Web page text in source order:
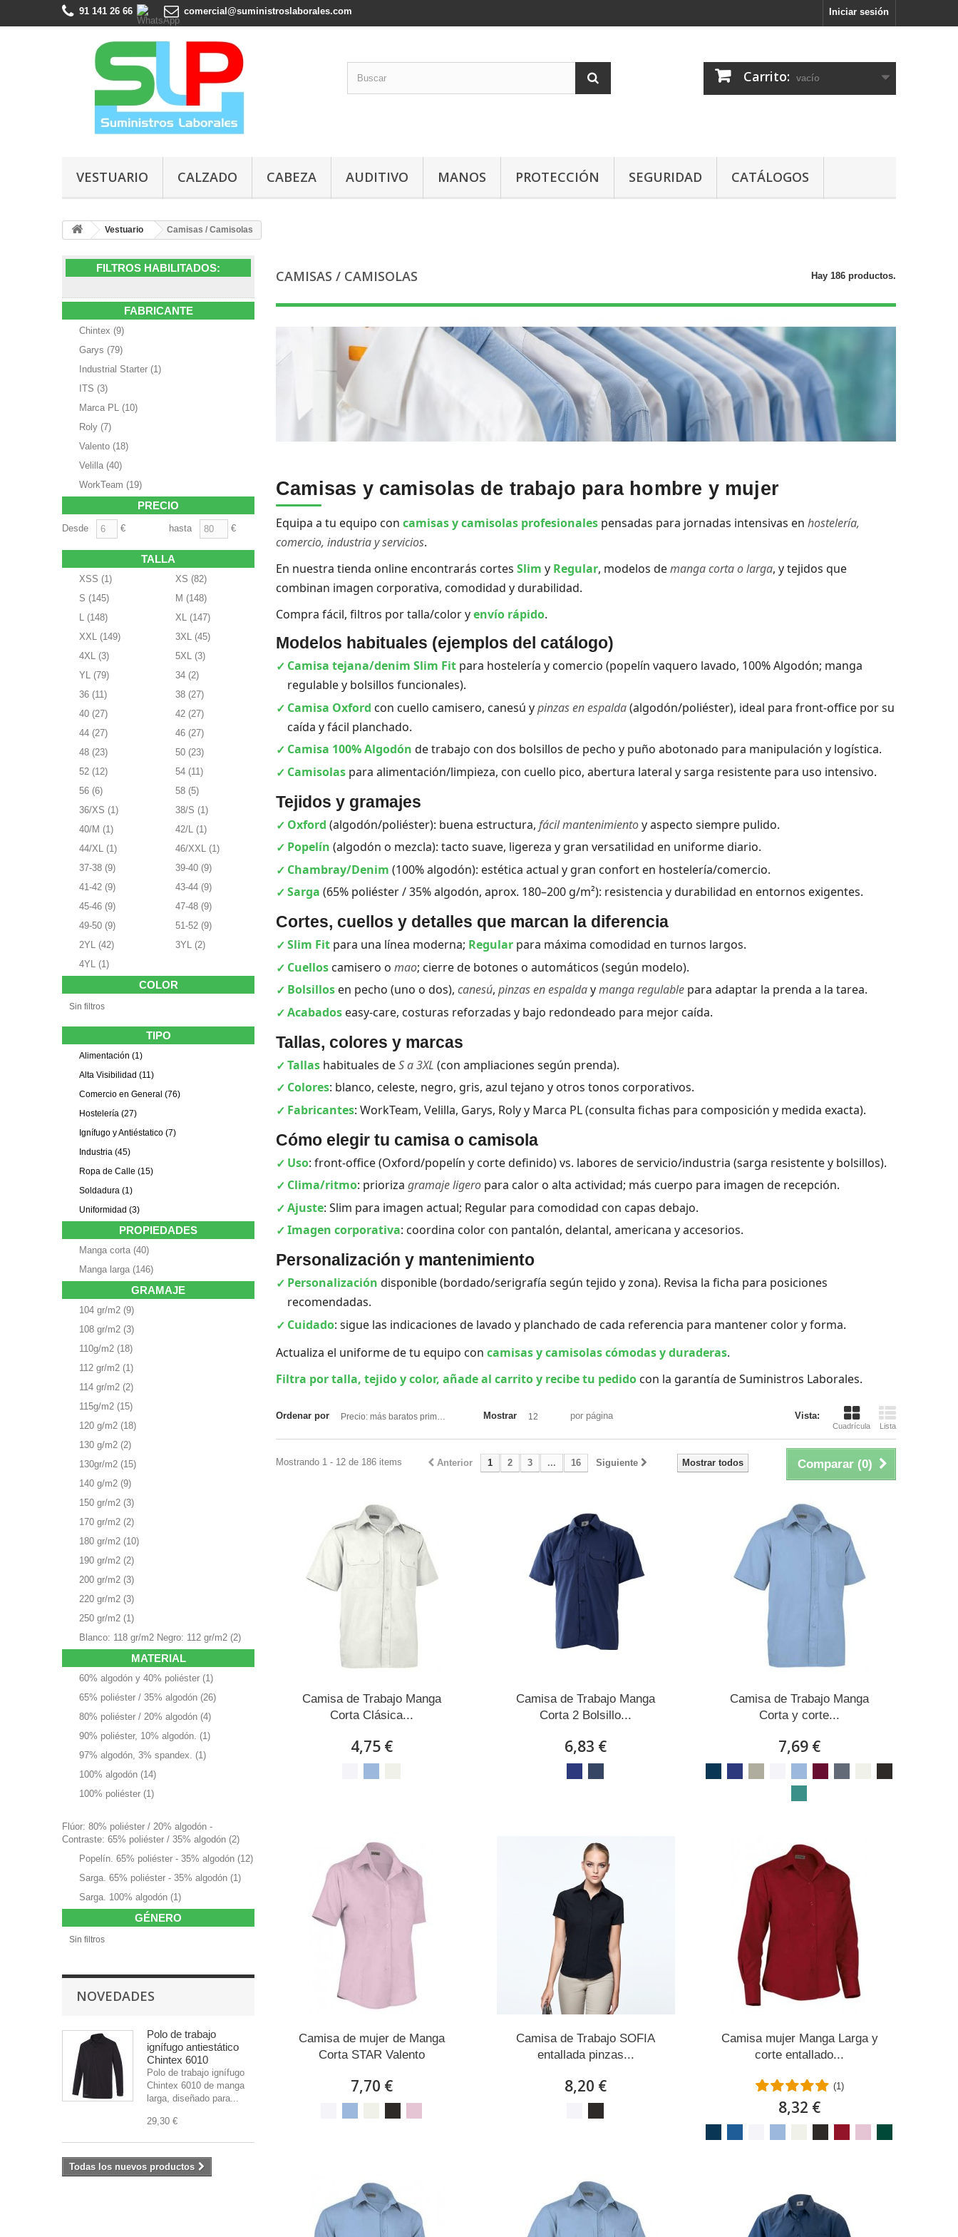
Iniciar sesión
91 141 26 66 comercial@suministroslaborales.com
Carrito: vacío
VESTUARIO CALZADO CABEZA AUDITIVO MANOS PROTECCIÓN SEGURIDAD CATÁLOGOS
Vestuario Camisas / Camisolas
FILTROS HABILITADOS:
FABRICANTE
Chintex (9)
Garys (79)
Industrial Starter (1)
ITS (3)
Marca PL (10)
Roly (7)
Valento (18)
Velilla (40)
WorkTeam (19)
PRECIO
Desde € hasta €
TALLA
XSS (1) XS (82)
S (145) M (148)
L (148) XL (147)
XXL (149) 3XL (45)
4XL (3) 5XL (3)
YL (79) 34 (2)
36 (11) 38 (27)
40 (27) 42 (27)
44 (27) 46 (27)
48 (23) 50 (23)
52 (12) 54 (11)
56 (6) 58 (5)
36/XS (1) 38/S (1)
40/M (1) 42/L (1)
44/XL (1) 46/XXL (1)
37-38 (9) 39-40 (9)
41-42 (9) 43-44 (9)
45-46 (9) 47-48 (9)
49-50 (9) 51-52 (9)
2YL (42) 3YL (2)
4YL (1)
COLOR
Sin filtros
TIPO
Alimentación (1)
Alta Visibilidad (11)
Comercio en General (76)
Hostelería (27)
Ignífugo y Antiéstatico (7)
Industria (45)
Ropa de Calle (15)
Soldadura (1)
Uniformidad (3)
PROPIEDADES
Manga corta (40)
Manga larga (146)
GRAMAJE
104 gr/m2 (9)
108 gr/m2 (3)
110g/m2 (18)
112 gr/m2 (1)
114 gr/m2 (2)
115g/m2 (15)
120 g/m2 (18)
130 g/m2 (2)
130gr/m2 (15)
140 g/m2 (9)
150 gr/m2 (3)
170 gr/m2 (2)
180 gr/m2 (10)
190 gr/m2 (2)
200 gr/m2 (3)
220 gr/m2 (3)
250 gr/m2 (1)
Blanco: 118 gr/m2 Negro: 112 gr/m2 (2)
MATERIAL
60% algodón y 40% poliéster (1)
65% poliéster / 35% algodón (26)
80% poliéster / 20% algodón (4)
90% poliéster, 10% algodón. (1)
97% algodón, 3% spandex. (1)
100% algodón (14)
100% poliéster (1)
Flúor: 80% poliéster / 20% algodón -
Contraste: 65% poliéster / 35% algodón (2)
Popelín. 65% poliéster - 35% algodón (12)
Sarga. 65% poliéster - 35% algodón (1)
Sarga. 100% algodón (1)
GÉNERO
Sin filtros
NOVEDADES
Polo de trabajo
ignífugo antiestático
Chintex 6010
Polo de trabajo ignífugo
Chintex 6010 de manga
larga, diseñado para...
29,30 €
Todas los nuevos productos
CAMISAS / CAMISOLAS Hay 186 productos.
Camisas y camisolas de trabajo para hombre y mujer
Equipa a tu equipo con camisas y camisolas profesionales pensadas para jornadas intensivas en hostelería,
comercio, industria y servicios.
En nuestra tienda online encontrarás cortes Slim y Regular, modelos demanga corta o larga, y tejidos que
combinan imagen corporativa, comodidad y durabilidad.
Compra fácil, filtros por talla/color yenvío rápido.
Modelos habituales (ejemplos del catálogo)
Camisa tejana/denim Slim Fit para hostelería y comercio (popelín vaquero lavado, 100% Algodón; manga
regulable y bolsillos funcionales).
Camisa Oxford con cuello camisero, canesú ypinzas en espalda(algodón/poliéster), ideal para front-office por su
caída y fácil planchado.
Camisa 100% Algodón de trabajo con dos bolsillos de pecho y puño abotonado para manipulación y logística.
Camisolas para alimentación/limpieza, con cuello pico, abertura lateral y sarga resistente para uso intensivo.
Tejidos y gramajes
Oxford (algodón/poliéster): buena estructura, fácil mantenimientoy aspecto siempre pulido.
Popelín (algodón o mezcla): tacto suave, ligereza y gran versatilidad en uniforme diario.
Chambray/Denim (100% algodón): estética actual y gran confort en hostelería/comercio.
Sarga (65% poliéster / 35% algodón, aprox. 180–200 g/m²): resistencia y durabilidad en entornos exigentes.
Cortes, cuellos y detalles que marcan la diferencia
Slim Fit para una línea moderna; Regular para máxima comodidad en turnos largos.
Cuellos camisero o mao; cierre de botones o automáticos (según modelo).
Bolsillos en pecho (uno o dos), canesú, pinzas en espaldaymanga regulable para adaptar la prenda a la tarea.
Acabados easy-care, costuras reforzadas y bajo redondeado para mejor caída.
Tallas, colores y marcas
Tallas habituales deS a 3XL (con ampliaciones según prenda).
Colores: blanco, celeste, negro, gris, azul tejano y otros tonos corporativos.
Fabricantes: WorkTeam, Velilla, Garys, Roly y Marca PL (consulta fichas para composición y medida exacta).
Cómo elegir tu camisa o camisola
Uso: front-office (Oxford/popelín y corte definido) vs. labores de servicio/industria (sarga resistente y bolsillos).
Clima/ritmo: prioriza gramaje ligero para calor o alta actividad; más cuerpo para imagen de recepción.
Ajuste: Slim para imagen actual; Regular para comodidad con capas debajo.
Imagen corporativa: coordina color con pantalón, delantal, americana y accesorios.
Personalización y mantenimiento
Personalización disponible (bordado/serigrafía según tejido y zona). Revisa la ficha para posiciones
recomendadas.
Cuidado: sigue las indicaciones de lavado y planchado de cada referencia para mantener color y forma.
Actualiza el uniforme de tu equipo con camisas y camisolas cómodas y duraderas.
Filtra por talla, tejido y color, añade al carrito y recibe tu pedido con la garantía de Suministros Laborales.
Vista:
Cuadrícula Lista
Ordenar por Mostrar 12 por página
Comparar (0)
Mostrar todos
Anterior 1 2 3 ... 16 Siguiente
Mostrando 1 - 12 de 186 items
Camisa de Trabajo Manga
Corta Clásica...
4,75 €
Camisa de Trabajo Manga
Corta 2 Bolsillo...
6,83 €
Camisa de Trabajo Manga
Corta y corte...
7,69 €
Camisa de mujer de Manga
Corta STAR Valento
7,70 €
Camisa de Trabajo SOFIA
entallada pinzas...
8,20 €
Camisa mujer Manga Larga y
corte entallado...
(1)
8,32 €